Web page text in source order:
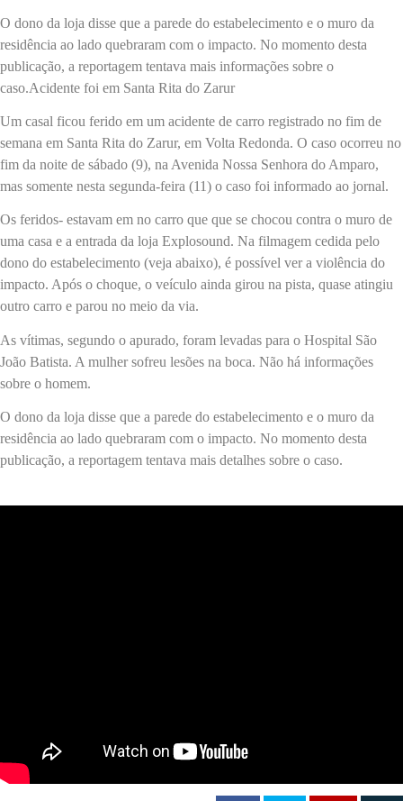
O dono da loja disse que a parede do estabelecimento e o muro da
residência ao lado quebraram com o impacto. No momento desta
publicação, a reportagem tentava mais informações sobre o
caso.Acidente foi em Santa Rita do Zarur
Um casal ficou ferido em um acidente de carro registrado no fim de
semana em Santa Rita do Zarur, em Volta Redonda. O caso ocorreu no
fim da noite de sábado (9), na Avenida Nossa Senhora do Amparo,
mas somente nesta segunda-feira (11) o caso foi informado ao jornal.
Os feridos- estavam em no carro que que se chocou contra o muro de
uma casa e a entrada da loja Explosound. Na filmagem cedida pelo
dono do estabelecimento (veja abaixo), é possível ver a violência do
impacto. Após o choque, o veículo ainda girou na pista, quase atingiu
outro carro e parou no meio da via.
As vítimas, segundo o apurado, foram levadas para o Hospital São
João Batista. A mulher sofreu lesões na boca. Não há informações
sobre o homem.
O dono da loja disse que a parede do estabelecimento e o muro da
residência ao lado quebraram com o impacto. No momento desta
publicação, a reportagem tentava mais detalhes sobre o caso.